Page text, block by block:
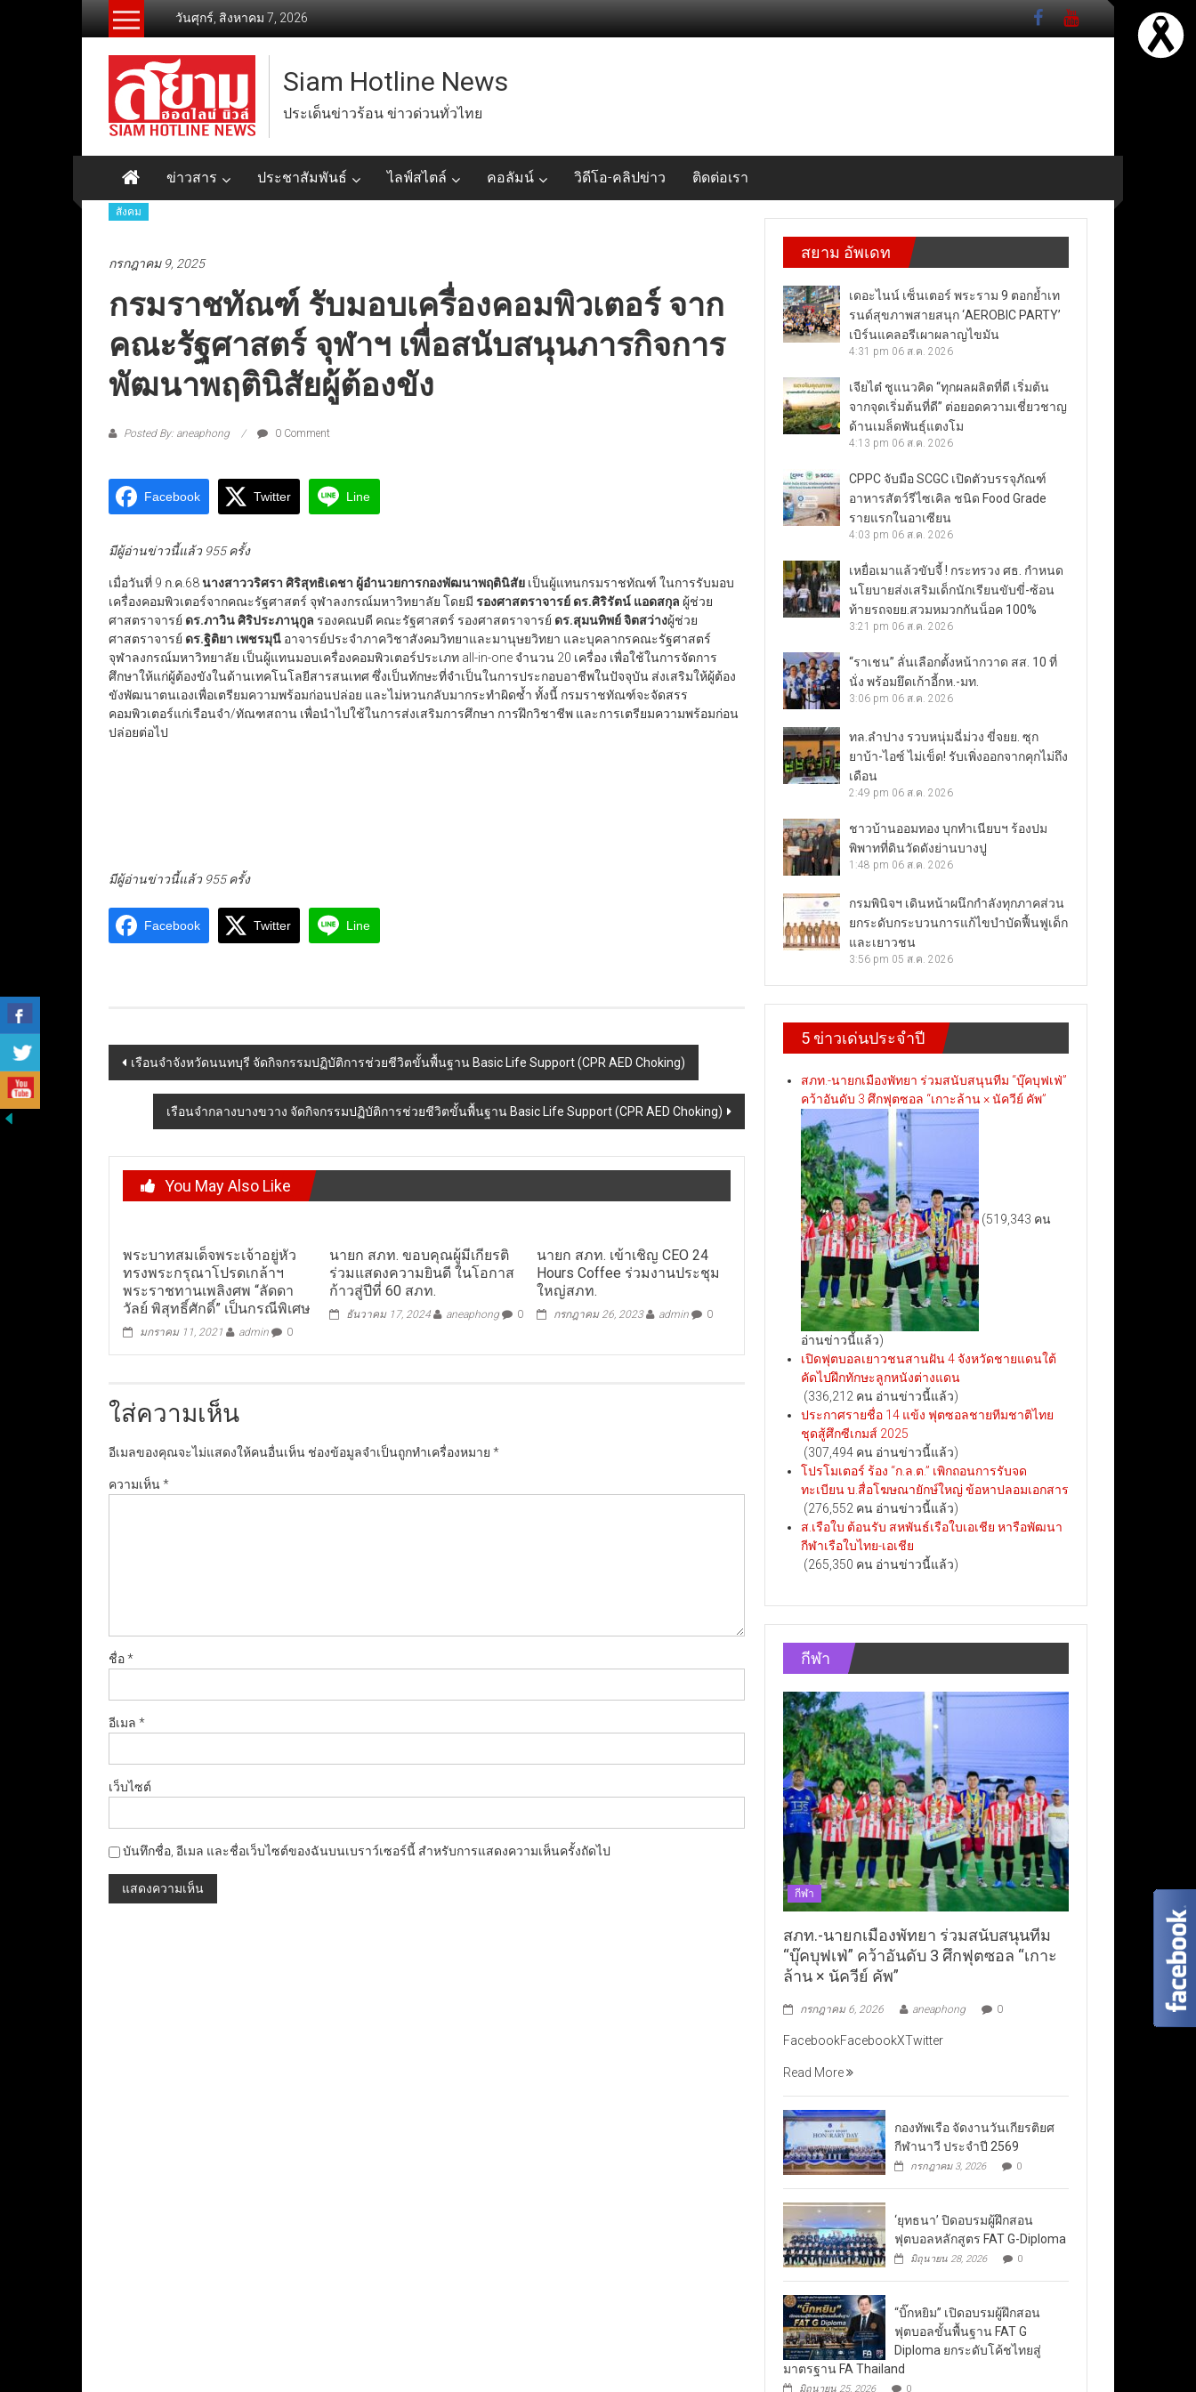
วันศุกร์, สิงหาคม 7, 2026
Siam Hotline News
ประเด็นข่าวร้อน ข่าวด่วนทั่วไทย
ข่าวสาร ประชาสัมพันธ์ ไลฟ์สไตล์ คอลัมน์ วิดีโอ-คลิปข่าว ติดต่อเรา
สังคม
กรกฎาคม 9, 2025
กรมราชทัณฑ์ รับมอบเครื่องคอมพิวเตอร์ จาก
คณะรัฐศาสตร์ จุฬาฯ เพื่อสนับสนุนภารกิจการ
พัฒนาพฤตินิสัยผู้ต้องขัง
Posted By: aneaphong 0 Comment
Facebook Twitter Line
มีผู้อ่านข่าวนี้แล้ว 955 ครั้ง
เมื่อวันที่ 9 ก.ค.68นางสาววริศรา ศิริสุทธิเดชา ผู้อำนวยการกองพัฒนาพฤตินิสัย เป็นผู้แทนกรมราชทัณฑ์ ในการรับมอบ
เครื่องคอมพิวเตอร์จากคณะรัฐศาสตร์ จุฬาลงกรณ์มหาวิทยาลัย โดยมี รองศาสตราจารย์ ดร.ศิริรัตน์ แอดสกุล ผู้ช่วย
ศาสตราจารย์ ดร.ภาวิน ศิริประภานุกูล รองคณบดี คณะรัฐศาสตร์ รองศาสตราจารย์ ดร.สุมนทิพย์ จิตสว่างผู้ช่วย
ศาสตราจารย์ ดร.ฐิติยา เพชรมุนี อาจารย์ประจำภาควิชาสังคมวิทยาและมานุษยวิทยา และบุคลากรคณะรัฐศาสตร์
จุฬาลงกรณ์มหาวิทยาลัย เป็นผู้แทนมอบเครื่องคอมพิวเตอร์ประเภท all-in-one จำนวน 20 เครื่อง เพื่อใช้ในการจัดการ
ศึกษาให้แก่ผู้ต้องขังในด้านเทคโนโลยีสารสนเทศ ซึ่งเป็นทักษะที่จำเป็นในการประกอบอาชีพในปัจจุบัน ส่งเสริมให้ผู้ต้อง
ขังพัฒนาตนเองเพื่อเตรียมความพร้อมก่อนปล่อย และไม่หวนกลับมากระทำผิดซ้ำ ทั้งนี้ กรมราชทัณฑ์จะจัดสรร
คอมพิวเตอร์แก่เรือนจำ/ทัณฑสถาน เพื่อนำไปใช้ในการส่งเสริมการศึกษา การฝึกวิชาชีพ และการเตรียมความพร้อมก่อน
ปล่อยต่อไป
มีผู้อ่านข่าวนี้แล้ว 955 ครั้ง
Facebook Twitter Line
Post
navigation
เรือนจำจังหวัดนนทบุรี จัดกิจกรรมปฏิบัติการช่วยชีวิตขั้นพื้นฐาน Basic Life Support (CPR AED Choking)
เรือนจำกลางบางขวาง จัดกิจกรรมปฏิบัติการช่วยชีวิตขั้นพื้นฐาน Basic Life Support (CPR AED Choking)
You May Also Like
พระบาทสมเด็จพระเจ้าอยู่หัว
ทรงพระกรุณาโปรดเกล้าฯ
พระราชทานเพลิงศพ “ลัดดา
วัลย์ พิสุทธิ์ศักดิ์” เป็นกรณีพิเศษ
มกราคม 11, 2021 admin 0
นายก สภท. ขอบคุณผู้มีเกียรติ
ร่วมแสดงความยินดี ในโอกาส
ก้าวสู่ปีที่ 60 สภท.
ธันวาคม 17, 2024 aneaphong 0
นายก สภท. เข้าเชิญ CEO 24
Hours Coffee ร่วมงานประชุม
ใหญ่สภท.
กรกฎาคม 26, 2023 admin 0
ใส่ความเห็น
อีเมลของคุณจะไม่แสดงให้คนอื่นเห็น ช่องข้อมูลจำเป็นถูกทำเครื่องหมาย *
ความเห็น*
ชื่อ*
อีเมล *
เว็บไซต์
บันทึกชื่อ, อีเมล และชื่อเว็บไซต์ของฉันบนเบราว์เซอร์นี้ สำหรับการแสดงความเห็นครั้งถัดไป
สยาม อัพเดท
เดอะไนน์ เซ็นเตอร์ พระราม 9 ตอกย้ำเท
รนด์สุขภาพสายสนุก ‘AEROBIC PARTY’
เบิร์นแคลอรีเผาผลาญไขมัน
4:31 pm 06 ส.ค. 2026
เจียไต๋ ชูแนวคิด “ทุกผลผลิตที่ดี เริ่มต้น
จากจุดเริ่มต้นที่ดี” ต่อยอดความเชี่ยวชาญ
ด้านเมล็ดพันธุ์แตงโม
4:13 pm 06 ส.ค. 2026
CPPC จับมือ SCGC เปิดตัวบรรจุภัณฑ์
อาหารสัตว์รีไซเคิล ชนิด Food Grade
รายแรกในอาเซียน
4:03 pm 06 ส.ค. 2026
เหยื่อเมาแล้วขับจี้ ! กระทรวง ศธ. กำหนด
นโยบายส่งเสริมเด็กนักเรียนขับขี่-ซ้อน
ท้ายรถจยย.สวมหมวกกันน็อค 100%
3:21 pm 06 ส.ค. 2026
“ราเชน” ลั่นเลือกตั้งหน้ากวาด สส. 10 ที่
นั่ง พร้อมยึดเก้าอี้กห.-มท.
3:06 pm 06 ส.ค. 2026
ทล.ลำปาง รวบหนุ่มฉี่ม่วง ขี่จยย. ซุก
ยาบ้า-ไอซ์ ไม่เข็ด! รับเพิ่งออกจากคุกไม่ถึง
เดือน
2:49 pm 06 ส.ค. 2026
ชาวบ้านออมทอง บุกทำเนียบฯ ร้องปม
พิพาทที่ดินวัดดังย่านบางปู
1:48 pm 06 ส.ค. 2026
กรมพินิจฯ เดินหน้าผนึกกำลังทุกภาคส่วน
ยกระดับกระบวนการแก้ไขบำบัดฟื้นฟูเด็ก
และเยาวชน
3:56 pm 05 ส.ค. 2026
5 ข่าวเด่นประจำปี
สภท.-นายกเมืองพัทยา ร่วมสนับสนุนทีม “บุ๊คบุฟเฟ่”
คว้าอันดับ 3 ศึกฟุตซอล “เกาะล้าน × นัควีย์ คัพ”
(519,343 คน
อ่านข่าวนี้แล้ว)
เปิดฟุตบอลเยาวชนสานฝัน 4 จังหวัดชายแดนใต้
คัดไปฝึกทักษะลูกหนังต่างแดน
(336,212 คน อ่านข่าวนี้แล้ว)
ประกาศรายชื่อ 14 แข้ง ฟุตซอลชายทีมชาติไทย
ชุดสู้ศึกซีเกมส์ 2025
(307,494 คน อ่านข่าวนี้แล้ว)
โปรโมเตอร์ ร้อง “ก.ล.ต.” เพิกถอนการรับจด
ทะเบียน บ.สื่อโฆษณายักษ์ใหญ่ ข้อหาปลอมเอกสาร
(276,552 คน อ่านข่าวนี้แล้ว)
ส.เรือใบ ต้อนรับ สหพันธ์เรือใบเอเชีย หารือพัฒนา
กีฬาเรือใบไทย-เอเชีย
(265,350 คน อ่านข่าวนี้แล้ว)
กีฬา
กีฬา
สภท.-นายกเมืองพัทยา ร่วมสนับสนุนทีม
“บุ๊คบุฟเฟ่” คว้าอันดับ 3 ศึกฟุตซอล “เกาะ
ล้าน × นัควีย์ คัพ”
กรกฎาคม 6, 2026 aneaphong 0
FacebookFacebookXTwitter
Read More
กองทัพเรือ จัดงานวันเกียรติยศ
กีฬานาวี ประจำปี 2569
กรกฎาคม 3, 2026 0
‘ยุทธนา’ ปิดอบรมผู้ฝึกสอน
ฟุตบอลหลักสูตร FAT G-Diploma
มิถุนายน 28, 2026 0
“บิ๊กหยิม” เปิดอบรมผู้ฝึกสอน
ฟุตบอลขั้นพื้นฐาน FAT G
Diploma ยกระดับโค้ชไทยสู่
มาตรฐาน FA Thailand
มิถุนายน 25, 2026 0